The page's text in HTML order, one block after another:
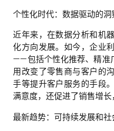
个性化时代：数据驱动的洞
近年来，在数据分析和机
化方向发展。如今，企业
——包括个性化推荐、精准
用改变了零售商与客户的
手等提升客户服务的手段
满意度，还促进了销售增长
最新趋势：可持续发展和